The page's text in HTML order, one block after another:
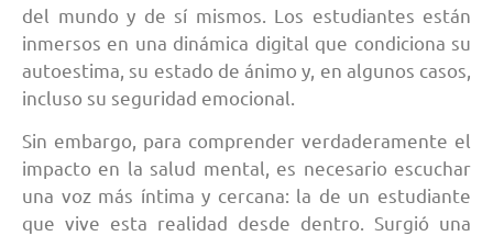
del mundo y de sí mismos. Los estudiantes están
inmersos en una dinámica digital que condiciona su
autoestima, su estado de ánimo y, en algunos casos,
incluso su seguridad emocional.
Sin embargo, para comprender verdaderamente el
impacto en la salud mental, es necesario escuchar
una voz más íntima y cercana: la de un estudiante
que vive esta realidad desde dentro. Surgió una